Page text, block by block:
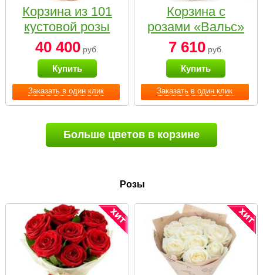
Заказать в один клик
Корзина из 101
кустовой розы
нежных тонов
40 400 руб.
Купить
Заказать в один клик
Корзина с
розами «Вальс»
7 610руб.
Купить
Больше цветов в корзине
Розы